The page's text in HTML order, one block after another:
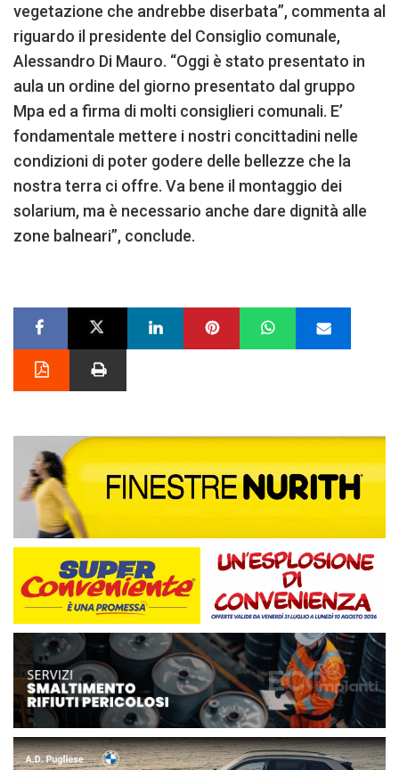
vegetazione che andrebbe diserbata”, commenta al
riguardo il presidente del Consiglio comunale,
Alessandro Di Mauro. “Oggi è stato presentato in
aula un ordine del giorno presentato dal gruppo
Mpa ed a firma di molti consiglieri comunali. E’
fondamentale mettere i nostri concittadini nelle
condizioni di poter godere delle bellezze che la
nostra terra ci offre. Va bene il montaggio dei
solarium, ma è necessario anche dare dignità alle
zone balneari”, conclude.